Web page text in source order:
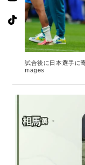
試合後に日本選手に
mages